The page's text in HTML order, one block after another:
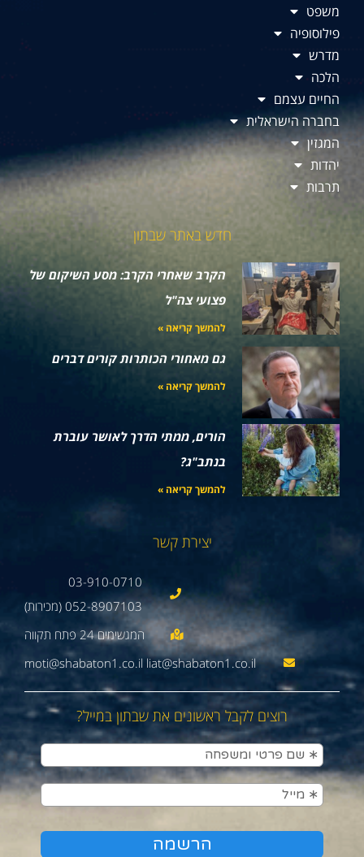
משפט
פילוסופיה
מדרש
הלכה
החיים עצמם
בחברה הישראלית
המגזין
יהדות
תרבות
חדש באתר שבתון
הקרב שאחרי הקרב: מסע השיקום של
פצועי צה"ל
להמשך קריאה »
גם מאחורי הכותרות קורים דברים
להמשך קריאה »
הורים, ממתי הדרך לאושר עוברת
בנתב"ג?
להמשך קריאה »
יצירת קשר
03-910-0710
052-8907103 (מכירות)
moti@shabaton1.co.il liat@shabaton1.co.il
רוצים לקבל ראשונים את שבתון במייל?